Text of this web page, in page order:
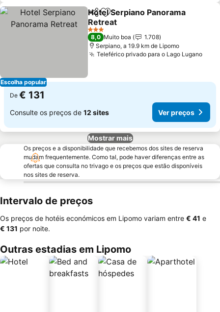
Escolha popular
PartilharAdicionar aos favoritos
Hotel Serpiano Panorama
Retreat
Ver preços
3 Estrelas
8,0 Muito boa
1.708
Serpiano, a 19.9 km de Lipomo
Teleférico privado para o Lago LuganoVer
De € 131
Consulte os preços de 12 sites Ver preços
Mostrar mais
Os preços e a disponibilidade que recebemos dos sites de reserva
mudam frequentemente. Como tal, pode haver diferenças entre as
ofertas que consulta no trivago e os preços que estão disponíveis
nos sites de reserva.
Intervalo de preços
Os preços de hotéis económicos em Lipomo variam entre ‎€ 41 e
‎€ 131 por noite.
Outras estadias em Lipomo